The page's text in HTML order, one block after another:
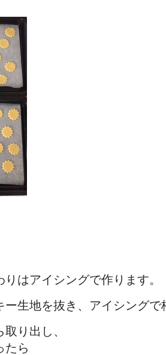
りはアイシングで作ります。
ー生地を抜き、アイシングで
り出し、
たら